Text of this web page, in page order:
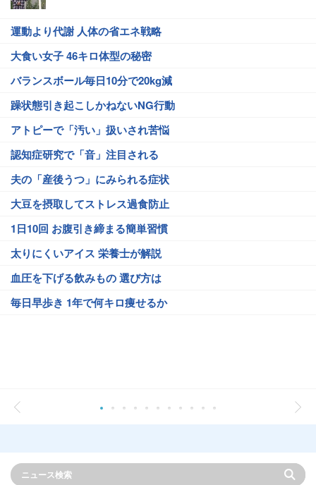
運動より代謝 人体の省エネ戦略
大食い女子 46キロ体型の秘密
バランスボール毎日10分で20kg減
躁状態引き起こしかねないNG行動
アトピーで「汚い」扱いされ苦悩
認知症研究で「音」注目される
夫の「産後うつ」にみられる症状
大豆を摂取してストレス過食防止
1日10回 お腹引き締まる簡単習慣
太りにくいアイス 栄養士が解説
血圧を下げる飲みもの 選び方は
毎日早歩き 1年で何キロ痩せるか